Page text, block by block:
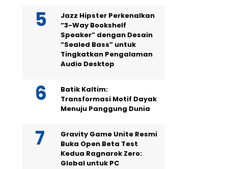
Jazz Hipster Perkenalkan
“3-Way Bookshelf
Speaker” dengan Desain
“Sealed Bass” untuk
Tingkatkan Pengalaman
Audio Desktop
Batik Kaltim:
Transformasi Motif Dayak
Menuju Panggung Dunia
Gravity Game Unite Resmi
Buka Open Beta Test
Kedua Ragnarok Zero:
Global untuk PC